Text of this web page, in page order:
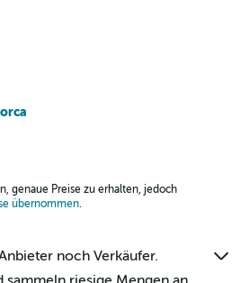
genaue Preise zu erhalten, jedoch
übernommen.
noch Verkäufer.